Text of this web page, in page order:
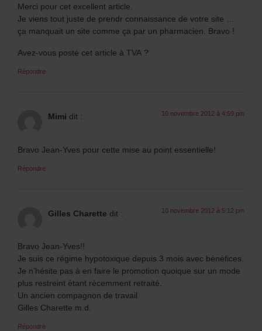
Merci pour cet excellent article.
Je viens tout juste de prendr connaissance de votre site …
ça manquait un site comme ça par un pharmacien. Bravo !
Avez-vous posté cet article à TVA ?
Répondre
Mimi dit : 10 novembre 2012 à 4:59 pm
Bravo Jean-Yves pour cette mise au point essentielle!
Répondre
Gilles Charette dit : 10 novembre 2012 à 5:12 pm
Bravo Jean-Yves!!
Je suis ce régime hypotoxique depuis 3 mois avec bénéfices.
Je n’hésite pas à en faire le promotion quoique sur un mode
plus restreint étant récemment retraité.
Un ancien compagnon de travail
Gilles Charette m.d.
Répondre